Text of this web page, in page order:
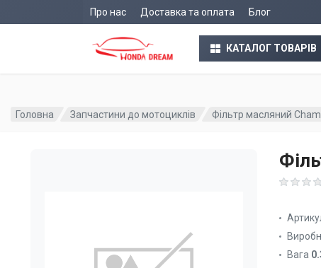
Про нас Доставка та оплата Блог
КАТАЛОГ ТОВАРІВ
Головна Запчастини до мотоциклів Фільтр масляний
Вага